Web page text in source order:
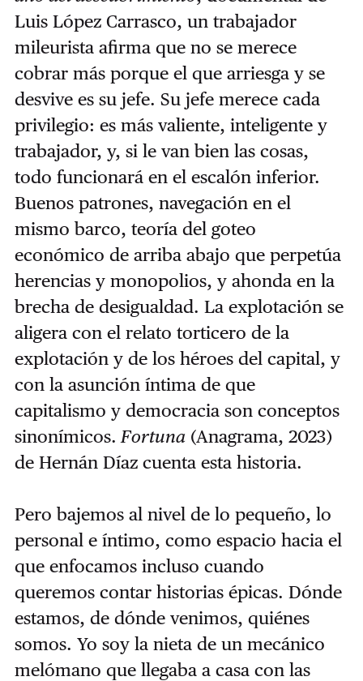
Luis López Carrasco, un trabajador
mileurista afirma que no se merece
cobrar más porque el que arriesga y se
desvive es su jefe. Su jefe merece cada
privilegio: es más valiente, inteligente y
trabajador, y, si le van bien las cosas,
todo funcionará en el escalón inferior.
Buenos patrones, navegación en el
mismo barco, teoría del goteo
económico de arriba abajo que perpetúa
herencias y monopolios, y ahonda en la
brecha de desigualdad. La explotación se
aligera con el relato torticero de la
explotación y de los héroes del capital, y
con la asunción íntima de que
capitalismo y democracia son conceptos
sinonímicos. Fortuna(Anagrama, 2023)
de Hernán Díaz cuenta esta historia.
Pero bajemos al nivel de lo pequeño, lo
personal e íntimo, como espacio hacia el
que enfocamos incluso cuando
queremos contar historias épicas. Dónde
estamos, de dónde venimos, quiénes
somos. Yo soy la nieta de un mecánico
melómano que llegaba a casa con las